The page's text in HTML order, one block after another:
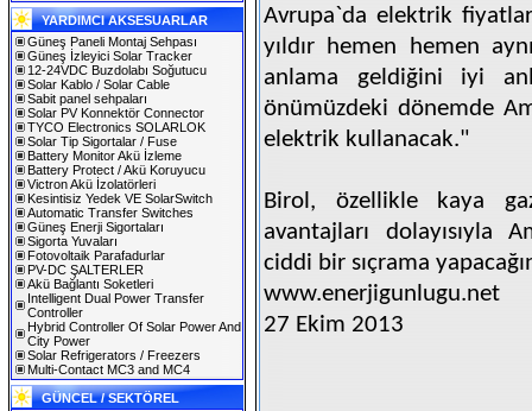
YARDIMCI AKSESUARLAR
Güneş Paneli Montaj Sehpası
Güneş İzleyici Solar Tracker
12-24VDC Buzdolabı Soğutucu
Solar Kablo / Solar Cable
Sabit panel sehpaları
Solar PV Konnektör Connector
TYCO Electronics SOLARLOK
Solar Tip Sigortalar / Fuse
Battery Monitor Akü İzleme
Battery Protect / Akü Koruyucu
Victron Akü İzolatörleri
Kesintisiz Yedek VE SolarSwitch
Automatic Transfer Switches
Güneş Enerji Sigortaları
Sigorta Yuvaları
Fotovoltaik Parafadurlar
PV-DC ŞALTERLER
Akü Bağlantı Soketleri
Intelligent Dual Power Transfer
Controller
Hybrid Controller Of Solar Power And
City Power
Solar Refrigerators / Freezers
Multi-Contact MC3 and MC4
GÜNCEL / SEKTÖREL
Avrupa`da elektrik
yıldır hemen hemen
anlama geldiğini iyi
önümüzdeki dönemde
elektrik kullanacak."
Birol, özellikle kaya
avantajları dolayısıyla
ciddi bir sıçrama
www.enerjigunlugu.net
27 Ekim 2013